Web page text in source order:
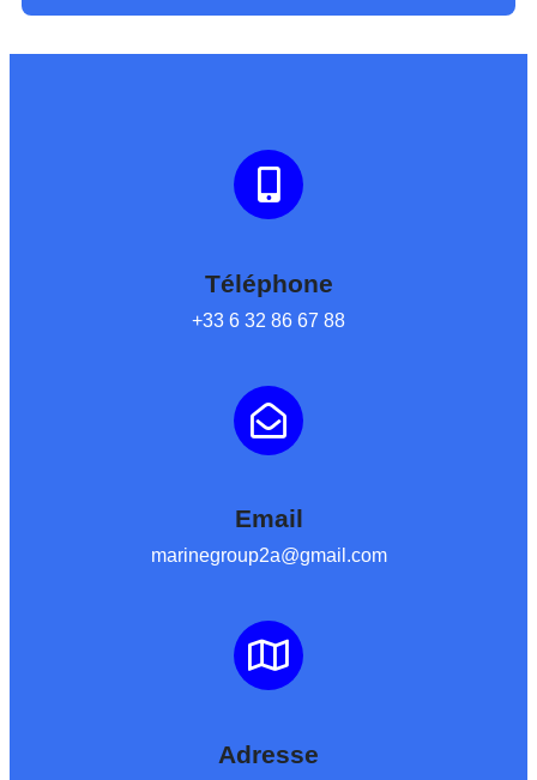
Téléphone
+33 6 32 86 67 88
Email
marinegroup2a@gmail.com
Adresse